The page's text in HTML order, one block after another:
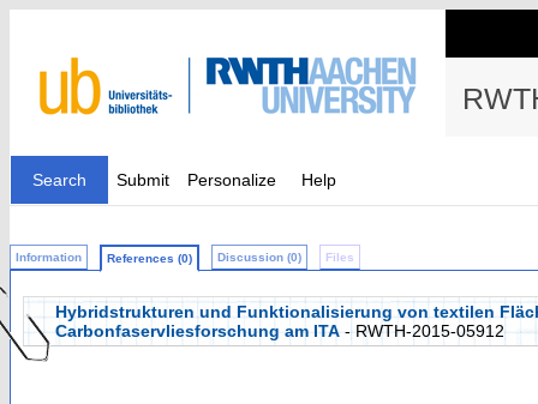
Search Submit Personalize Help
Information References (0) Discussion (0) Files
Hybridstrukturen und Funktionalisierung von textilen
Carbonfaservliesforschung am ITA - RWTH-2015-05912